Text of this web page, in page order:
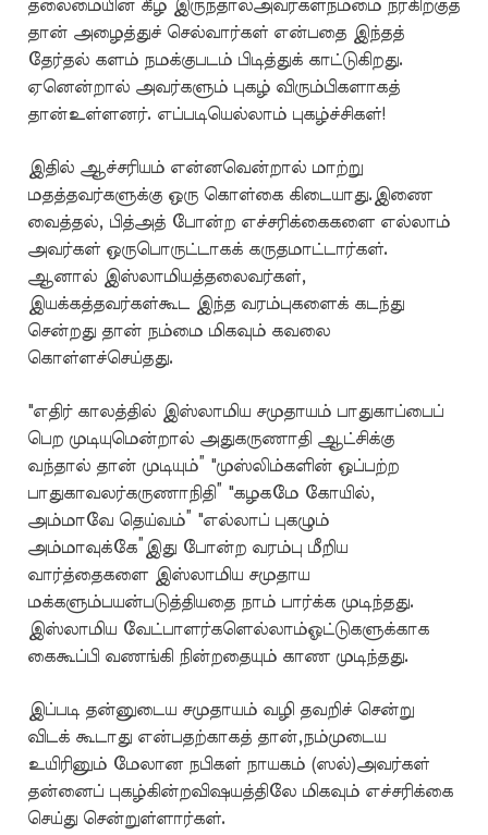
தலைமையின் கீழ் இருந்தால்அவர்கள்நம்மை நரகிற்குத்
தான் அழைத்துச் செல்வார்கள் என்பதை இந்தத்
தேர்தல் களம் நமக்குபடம் பிடித்துக் காட்டுகிறது.
ஏனென்றால் அவர்களும் புகழ் விரும்பிகளாகத்
தான்உள்ளனர். எப்படியெல்லாம் புகழ்ச்சிகள்!
இதில் ஆச்சரியம் என்னவென்றால் மாற்று
மதத்தவர்களுக்கு ஒரு கொள்கை கிடையாது.இணை
வைத்தல், பித்அத் போன்ற எச்சரிக்கைகளை எல்லாம்
அவர்கள் ஒருபொருட்டாகக் கருதமாட்டார்கள்.
ஆனால் இஸ்லாமியத்தலைவர்கள்,
இயக்கத்தவர்கள்கூட இந்த வரம்புகளைக் கடந்து
சென்றது தான் நம்மை மிகவும் கவலை
கொள்ளச்செய்தது.
"எதிர் காலத்தில் இஸ்லாமிய சமுதாயம் பாதுகாப்பைப்
பெற முடியுமென்றால் அதுகருணாதி ஆட்சிக்கு
வந்தால் தான் முடியும்” "முஸ்லிம்களின் ஒப்பற்ற
பாதுகாவலர்கருணாநிதி” "கழகமே கோயில்,
அம்மாவே தெய்வம்” "எல்லாப் புகழும்
அம்மாவுக்கே”இது போன்ற வரம்பு மீறிய
வார்த்தைகளை இஸ்லாமிய சமுதாய
மக்களும்பயன்படுத்தியதை நாம் பார்க்க முடிந்தது.
இஸ்லாமிய வேட்பாளர்களெல்லாம்ஓட்டுகளுக்காக
கைகூப்பி வணங்கி நின்றதையும் காண முடிந்தது.
இப்படி தன்னுடைய சமுதாயம் வழி தவறிச் சென்று
விடக் கூடாது என்பதற்காகத் தான்,நம்முடைய
உயிரினும் மேலான நபிகள் நாயகம் (ஸல்)அவர்கள்
தன்னைப் புகழ்கின்றவிஷயத்திலே மிகவும் எச்சரிக்கை
செய்து சென்றுள்ளார்கள்.